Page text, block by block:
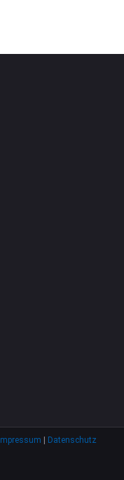
Impressum Datenschutz